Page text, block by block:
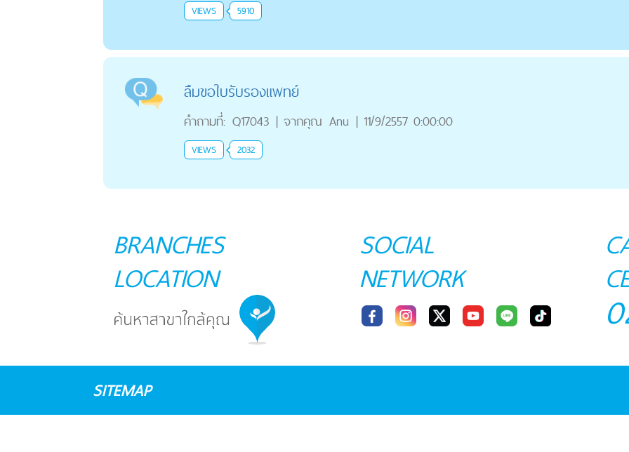
VIEWS 5910
ลืมขอใบรับรองแพทย์
คำถามที่: Q17043 | จากคุณ Anu | 11/9/2557 0:00:00
VIEWS 2032
BRANCHES
LOCATION
SOCIAL
NETWORK
SITEMAP